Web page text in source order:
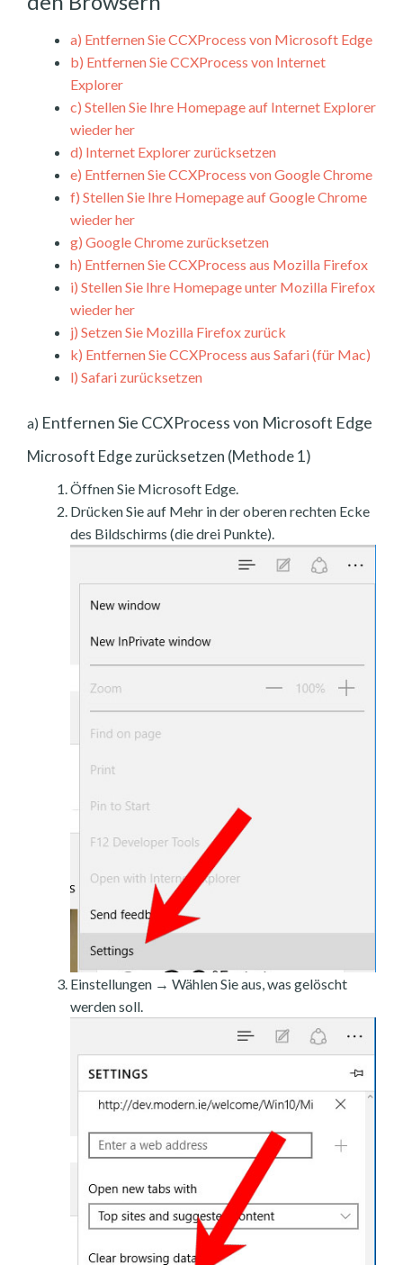
a) Entfernen Sie CCXProcess von Microsoft Edge
b) Entfernen Sie CCXProcess von Internet
Explorer
c) Stellen Sie Ihre Homepage auf Internet Explorer
wieder her
d) Internet Explorer zurücksetzen
e) Entfernen Sie CCXProcess von Google Chrome
f) Stellen Sie Ihre Homepage auf Google Chrome
wieder her
g) Google Chrome zurücksetzen
h) Entfernen Sie CCXProcess aus Mozilla Firefox
i) Stellen Sie Ihre Homepage unter Mozilla Firefox
wieder her
j) Setzen Sie Mozilla Firefox zurück
k) Entfernen Sie CCXProcess aus Safari (für Mac)
l) Safari zurücksetzen
a) Entfernen Sie CCXProcess von Microsoft Edge
Microsoft Edge zurücksetzen (Methode 1)
Öffnen Sie Microsoft Edge.
Drücken Sie auf Mehr in der oberen rechten Ecke
des Bildschirms (die drei Punkte).
Einstellungen → Wählen Sie aus, was gelöscht
werden soll.